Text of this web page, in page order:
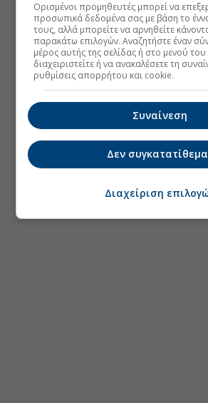
Ορισμένοι προμηθευτές μπορεί να
προσωπικά δεδομένα σας με βάση το
τους, αλλά μπορείτε να αρνηθείτε
παρακάτω επιλογών. Αναζητήστε έναν
μέρος αυτής της σελίδας ή στο μενού
διαχειριστείτε ή να ανακαλέσετε τη
ρυθμίσεις απορρήτου και cookie.
Συναίνεση
Δεν
Διαχείριση